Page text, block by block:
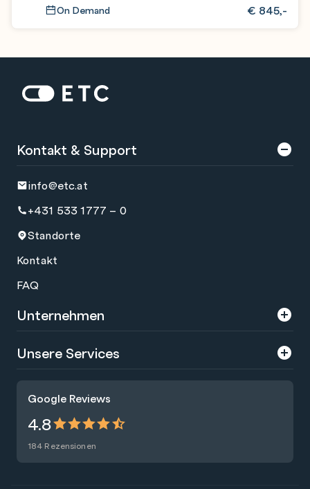
On Demand € 845,-
Startseite: ETC
Google Reviews
4.8
184 Rezensionen
Kontakt & Support
info@etc.at
+431 533 1777 – 0
Standorte
Kontakt
FAQ
Unternehmen
Über uns
Presse
Nachhaltigkeit
Blog
Unsere Services